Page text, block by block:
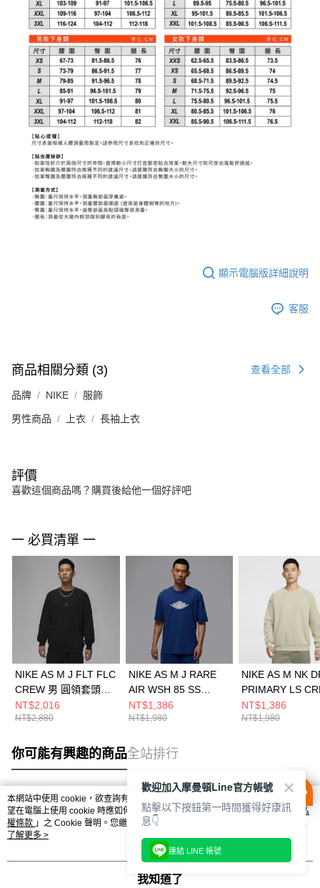
顯示電腦版詳細說明
客服
商品相關分類 (3) 查看全部
品牌 NIKE 服飾
男性商品 上衣 長袖上衣
評價
喜歡這個商品嗎？購買後給他一個好評吧
一 必買清單 一
NIKE AS M J FLT FLC
CREW 男 圓領套頭衫
FV7260010
NT$2,016
NT$2,880
NIKE AS M J RARE
AIR WSH 85 SS
CREW 男 短袖上衣
IB3131485
NT$1,386
NT$1,980
NIKE AS M NK
PRIMARY LS
男 圓領套頭衫
FZ0972251
NT$1,386
NT$1,980
你可能有興趣的商品全站排行
熱門標籤
本網站中使用 cookie，欲查詢有關本網站使用 cookie 方式之詳情，及若您不希
望在電腦上使用 cookie 時應如何變更電腦的 cookie 設定，請參閱本網站「
隱私
權條款 」之 Cookie 聲明。您繼續使用本網站即表示您同意本公司得按本網站使
用條款之 Cookie 聲明使用 cookie。
了解更多 >
我知道了
歡迎加入摩曼頓Line官方帳號
點擊以下按鈕第一時間獲得好康訊
息👇
連結 LINE 帳號